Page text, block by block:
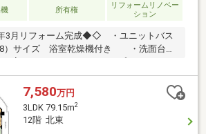
軽にお問い合わせください。
所有権
リフォームリノベー
ション
月リフォーム完成◆◇ ・ユニットバス
）サイズ 浴室乾燥機付き ・洗面台交
換 ・フローリング貼替 ・フロアタイル
ビングにダウンライト新設 ・玄関とリビ
照明 ・建具交換 ・全室クロス張替え
おすすめポイント◆◇■北大阪急行南北
阪大前」駅徒歩2分■26階建の11階部分■
7,580万円
3LDK 79.15m2
12階 北東